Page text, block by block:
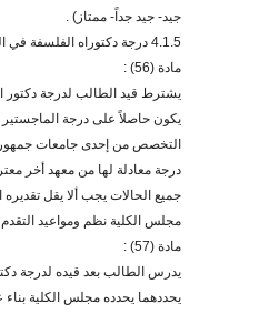
جيد- جيد جداً- ممتاز) .
4.1.5 درجة دكتوراه الفلسفة في التربية
مادة (56) :
يشترط قيد الطالب لدرجة دكتور
يكون حاصلاً على درجة
التخصص من إحدى جامعات
درجة معادلة لها من معهد أخر
جميع الحالات يجب ألا يقل
مجلس الكلية نظم ومواعيد
مادة (57) :
يدرس الطالب بعد قيده لدرجة
يحددهما يحدده مجلس الكلية